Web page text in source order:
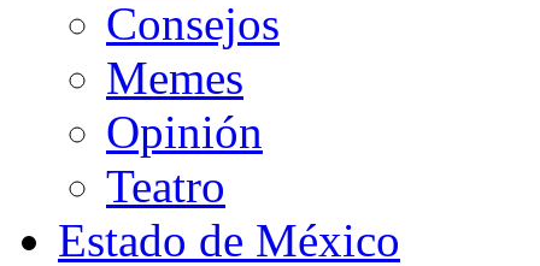
Consejos
Memes
Opinión
Teatro
Estado de México